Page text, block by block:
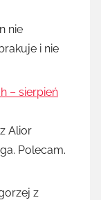
nie
i nie
– sierpień
Alior
Polecam.
z